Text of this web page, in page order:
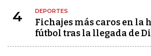
4 DEPORTES
Fichajes más caros en la
fútbol tras la llegada de